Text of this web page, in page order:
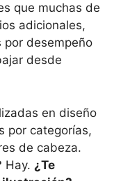
que muchas de
adicionales,
por desempeño
desde
en diseño
por categorías,
de cabeza.
Hay. ¿Te